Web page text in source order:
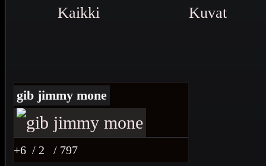
Kaiken
Kaikki Kuvat
gib jimmy mone
+6 / 2 / 797